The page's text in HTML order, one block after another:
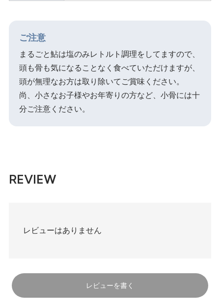
ご注意
まるごと鮎は塩のみレトルト調理をしてますので、
頭も骨も気になることなく食べていただけますが、
頭が無理なお方は取り除いてご賞味ください。
尚、小さなお子様やお年寄りの方など、小骨には十
分ご注意ください。
REVIEW
レビューはありません
レビューを書く